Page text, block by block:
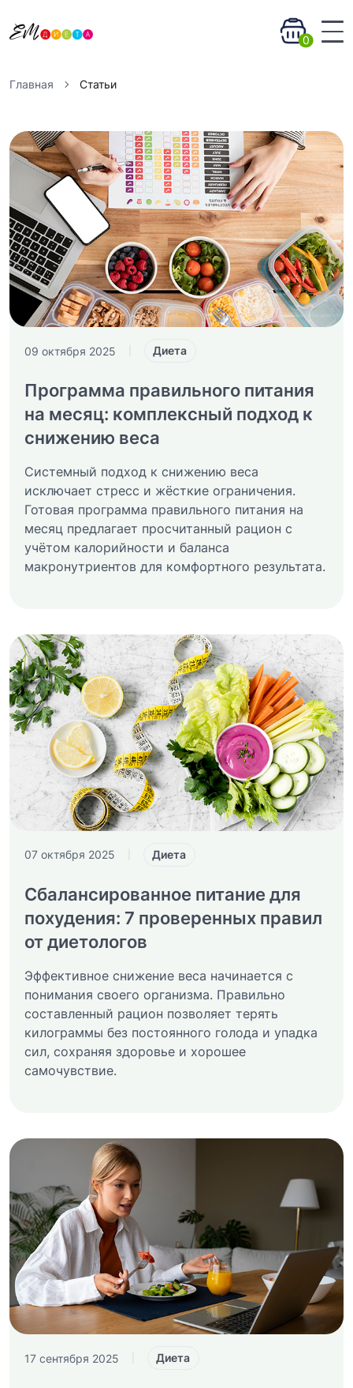
0
Главная Статьи
09 октября 2025 Диета
Программа правильного питания
на месяц: комплексный подход к
снижению веса
Системный подход к снижению веса
исключает стресс и жёсткие ограничения.
Готовая программа правильного питания на
месяц предлагает просчитанный рацион с
учётом калорийности и баланса
макронутриентов для комфортного результата.
07 октября 2025 Диета
Сбалансированное питание для
похудения: 7 проверенных правил
от диетологов
Эффективное снижение веса начинается с
понимания своего организма. Правильно
составленный рацион позволяет терять
килограммы без постоянного голода и упадка
сил, сохраняя здоровье и хорошее
самочувствие.
17 сентября 2025 Диета